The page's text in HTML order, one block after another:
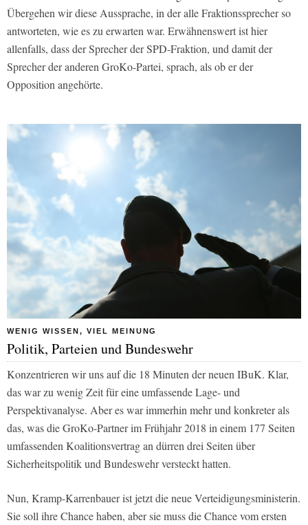
Übergehen wir diese Aussprache, in der alle Fraktionssprecher so
antworteten, wie es zu erwarten war. Erwähnenswert ist hier
allenfalls, dass der Sprecher der SPD-Fraktion, und damit der
Sprecher der anderen GroKo-Partei, sprach, als ob er der
Opposition angehörte.
WENIG WISSEN, VIEL MEINUNG
Politik, Parteien und Bundeswehr
Konzentrieren wir uns auf die 18 Minuten der neuen IBuK. Klar,
das war zu wenig Zeit für eine umfassende Lage- und
Perspektivanalyse. Aber es war immerhin mehr und konkreter als
das, was die GroKo-Partner im Frühjahr 2018 in einem 177 Seiten
umfassenden Koalitionsvertrag an dürren drei Seiten über
Sicherheitspolitik und Bundeswehr versteckt hatten.
Nun, Kramp-Karrenbauer ist jetzt die neue Verteidigungsministerin.
Sie soll ihre Chance haben, aber sie muss die Chance vom ersten